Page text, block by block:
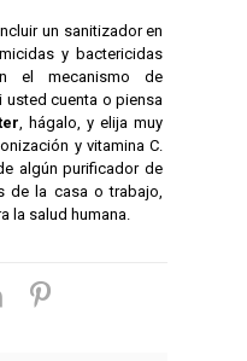
un sanitizador en
y bactericidas
el mecanismo de
usted cuenta o piensa
, hágalo, y elija muy
y vitamina C.
algún purificador de
de la casa o trabajo,
la salud humana.